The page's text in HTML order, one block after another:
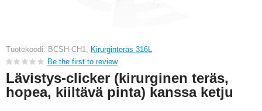
Tuotekoodi: BCSH-CH1, Kirurginteräs 316L
Be the first to review
Lävistys-clicker (kirurginen teräs,
hopea, kiiltävä pinta) kanssa ketju